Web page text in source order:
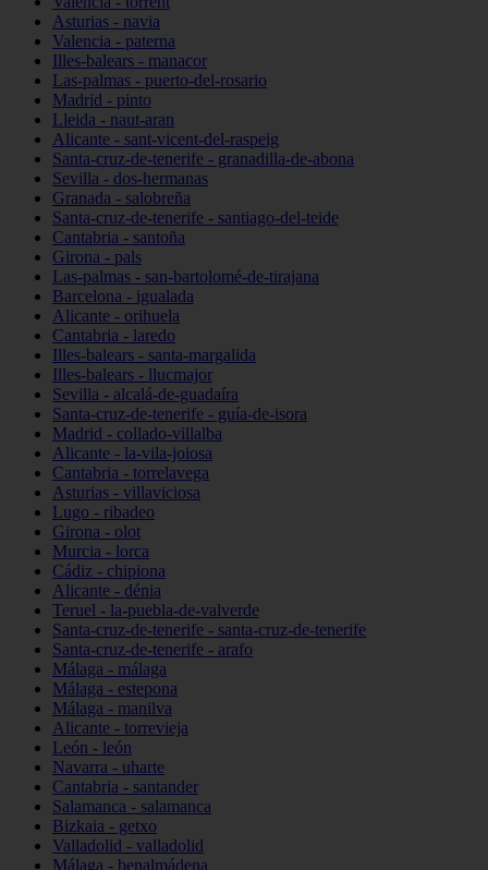
Asturias - navia
Valencia - paterna
Illes-balears - manacor
Las-palmas - puerto-del-rosario
Madrid - pinto
Lleida - naut-aran
Alicante - sant-vicent-del-raspeig
Santa-cruz-de-tenerife - granadilla-de-abona
Sevilla - dos-hermanas
Granada - salobreña
Santa-cruz-de-tenerife - santiago-del-teide
Cantabria - santoña
Girona - pals
Las-palmas - san-bartolomé-de-tirajana
Barcelona - igualada
Alicante - orihuela
Cantabria - laredo
Illes-balears - santa-margalida
Illes-balears - llucmajor
Sevilla - alcalá-de-guadaíra
Santa-cruz-de-tenerife - guía-de-isora
Madrid - collado-villalba
Alicante - la-vila-joiosa
Cantabria - torrelavega
Asturias - villaviciosa
Lugo - ribadeo
Girona - olot
Murcia - lorca
Cádiz - chipiona
Alicante - dénia
Teruel - la-puebla-de-valverde
Santa-cruz-de-tenerife - santa-cruz-de-tenerife
Santa-cruz-de-tenerife - arafo
Málaga - málaga
Málaga - estepona
Málaga - manilva
Alicante - torrevieja
León - león
Navarra - uharte
Cantabria - santander
Salamanca - salamanca
Bizkaia - getxo
Valladolid - valladolid
Málaga - benalmádena